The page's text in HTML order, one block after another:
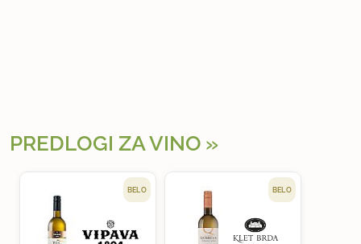
PREDLOGI ZA VINO
BELO BELO